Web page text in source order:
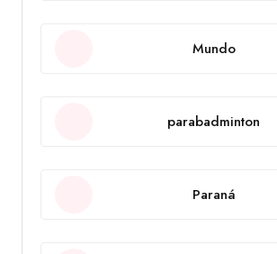
Mundo
parabadminton
Paraná